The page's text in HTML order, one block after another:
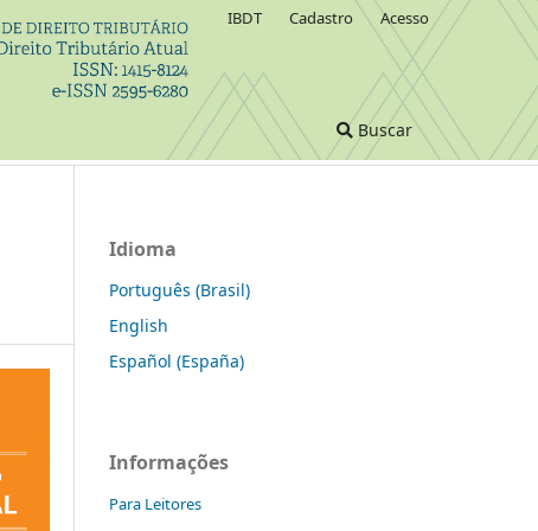
Buscar
IBDT Cadastro Acesso
Idioma
Português (Brasil)
English
Español (España)
Informações
Para Leitores